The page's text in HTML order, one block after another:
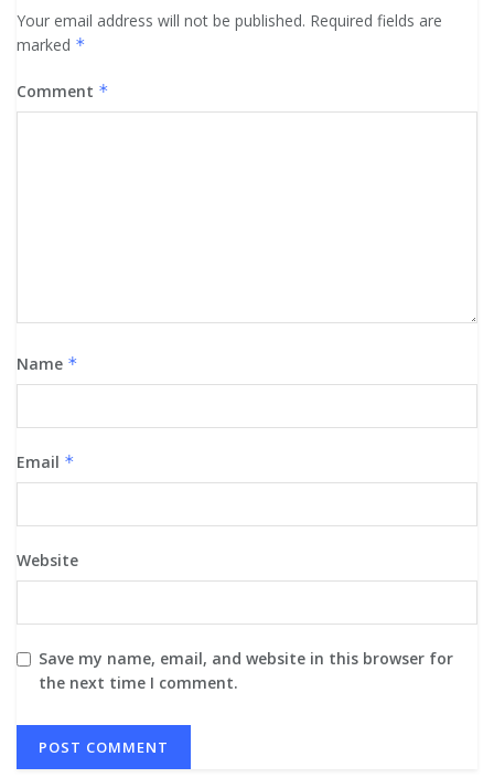
Your email address will not be published. Required fields are
marked *
Comment *
Name *
Email *
Website
Save my name, email, and website in this browser for
the next time I comment.